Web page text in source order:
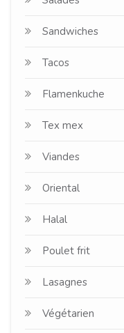
Sandwiches
Tacos
Flamenkuche
Tex mex
Viandes
Oriental
Halal
Poulet frit
Lasagnes
Végétarien